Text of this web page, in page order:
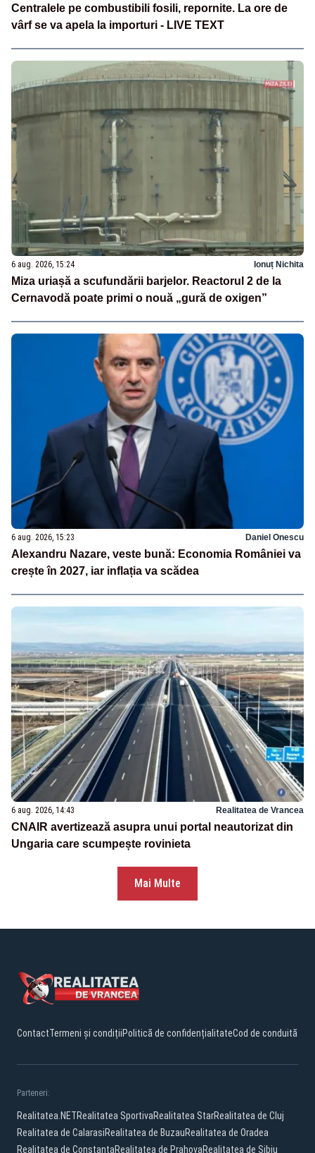
Centralele pe combustibili fosili, repornite. La ore de
vârf se va apela la importuri - LIVE TEXT
6 aug. 2026, 15:24 Ionuț Nichita
Miza uriașă a scufundării barjelor. Reactorul 2 de la
Cernavodă poate primi o nouă „gură de oxigen”
6 aug. 2026, 15:23 Daniel Onescu
Alexandru Nazare, veste bună: Economia României va
crește în 2027, iar inflația va scădea
6 aug. 2026, 14:43 Realitatea de Vrancea
CNAIR avertizează asupra unui portal neautorizat din
Ungaria care scumpește rovinieta
Mai Multe
ContactTermeni și condițiiPolitică de confidențialitateCod de conduită
Parteneri:
Realitatea.NETRealitatea SportivaRealitatea StarRealitatea de Cluj
Realitatea de CalarasiRealitatea de BuzauRealitatea de Oradea
Realitatea de ConstantaRealitatea de PrahovaRealitatea de Sibiu